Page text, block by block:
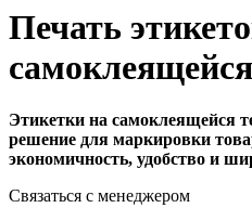
Печать
Этикетки на самоклеящейся
решение для маркировки
экономичность, удобство и
Связаться с менеджером